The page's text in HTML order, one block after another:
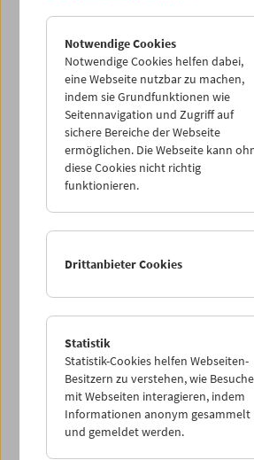
Zum Programm
< zurück zur Übersicht
Share on
Notwendige Cookies
Notwendige Cookies helfen dabei,
eine Webseite nutzbar zu machen,
indem sie Grundfunktionen wie
Seitennavigation und Zugriff auf
sichere Bereiche der Webseite
ermöglichen. Die Webseite kann
diese Cookies nicht richtig
funktionieren.
Drittanbieter Cookies
Statistik
Statistik-Cookies helfen Webseiten-
Besitzern zu verstehen, wie
mit Webseiten interagieren, indem
Informationen anonym gesammelt
und gemeldet werden.